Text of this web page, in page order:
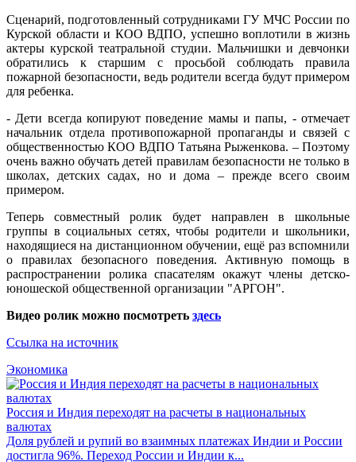
Сценарий, подготовленный сотрудниками ГУ МЧС России по
Курской области и КОО ВДПО, успешно воплотили в жизнь
актеры курской театральной студии. Мальчишки и девчонки
обратились к старшим с просьбой соблюдать правила
пожарной безопасности, ведь родители всегда будут примером
для ребенка.
- Дети всегда копируют поведение мамы и папы, - отмечает
начальник отдела противопожарной пропаганды и связей с
общественностью КОО ВДПО Татьяна Рыженкова. – Поэтому
очень важно обучать детей правилам безопасности не только в
школах, детских садах, но и дома – прежде всего своим
примером.
Теперь совместный ролик будет направлен в школьные
группы в социальных сетях, чтобы родители и школьники,
находящиеся на дистанционном обучении, ещё раз вспомнили
о правилах безопасного поведения. Активную помощь в
распространении ролика спасателям окажут члены детско-
юношеской общественной организации "АРГОН".
Видео ролик можно посмотреть здесь
Ссылка на источник
Экономика
Россия и Индия переходят на расчеты в национальных
валютах
Доля рублей и рупий во взаимных платежах Индии и России
достигла 96%. Переход России и Индии к...